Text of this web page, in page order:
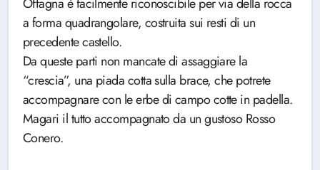
a forma quadrangolare, costruita sui resti di un
precedente castello.
Da queste parti non mancate di assaggiare la
“crescia”, una piada cotta sulla brace, che potrete
accompagnare con le erbe di campo cotte in padella.
Magari il tutto accompagnato da un gustoso Rosso
Conero.